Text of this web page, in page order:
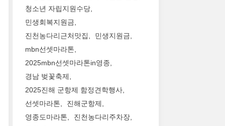
청소년 자립지원수당
민생회복지원금
진천농다리근처맛집
민생지원금
mbn선셋마라톤
2025mbn선셋마라톤in영종
경남 벚꽃축제
2025진해 군항제 함정견학행사
선셋마라톤
진해군항제
영종도마라톤
진천농다리주차장